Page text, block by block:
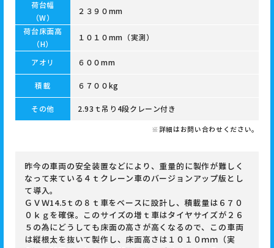
荷台幅
（W）
２３９０mm
荷台床面高
（H）
１０１０mm（実測）
アオリ ６００mm
積載 ６７００kg
その他 2.93ｔ吊り4段クレーン付き
※詳細はお問い合わせください。
昨今の車両の安全装置などにより、重量的に製作が難しく
なって来ている４ｔクレーン車のバージョンアップ版とし
て導入。
ＧＶＷ14.5ｔの８ｔ車をベースに設計し、積載量は６７０
０ｋｇを確保。このサイズの増ｔ車はタイヤサイズが２６
５の為にどうしても床面の高さが高くなるので、この車両
は縦根太を抜いて製作し、床面高さは１０１０ｍｍ（実